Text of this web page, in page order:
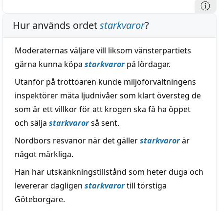
Hur används ordetstarkvaror?
Moderaternas väljare vill liksom vänsterpartiets
gärna kunna köpa starkvarorpå lördagar.
Utanför på trottoaren kunde miljöförvaltningens
inspektörer mäta ljudnivåer som klart översteg de
som är ett villkor för att krogen ska få ha öppet
och sälja starkvarorså sent.
Nordbors resvanor när det gällerstarkvarorär
något märkliga.
Han har utskänkningstillstånd som heter duga och
levererar dagligen starkvarortill törstiga
Göteborgare.